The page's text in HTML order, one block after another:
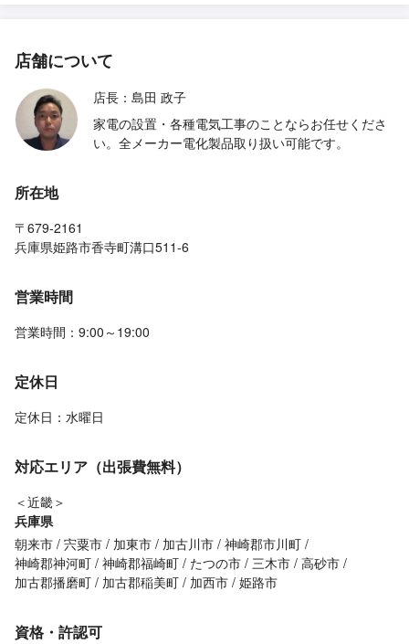
店舗について
店長：島田 政子
家電の設置・各種電気工事のことならお任せくださ
い。全メーカー電化製品取り扱い可能です。
所在地
〒679-2161
兵庫県姫路市香寺町溝口511-6
営業時間
営業時間：9:00～19:00
定休日
定休日：水曜日
対応エリア（出張費無料）
＜近畿＞
兵庫県
朝来市 宍粟市 加東市 加古川市 神崎郡市川町
神崎郡神河町 神崎郡福崎町 たつの市 三木市 高砂市
加古郡播磨町
加古郡稲美町 加西市 姫路市
資格・許認可